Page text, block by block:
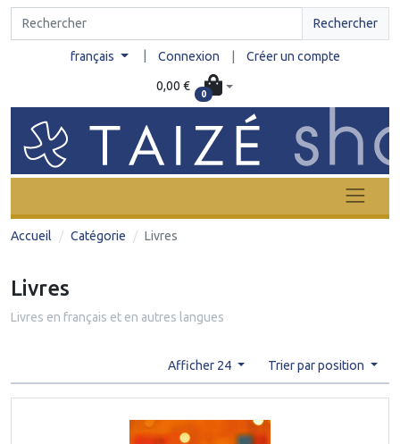
Rechercher
français Connexion Créer un compte
0,00 €
0
Accueil Catégorie Livres
Livres
Livres en français et en autres langues
Afficher 24 Trier par position